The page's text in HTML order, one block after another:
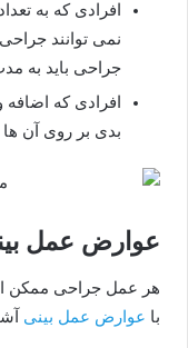
افرادی که به
نمی توانند
جراحی باید به
افرادی که اضافه
بدی بر روی آن
عوارض عمل
هر عمل جراحی ممکن
با عوارض عمل بینی